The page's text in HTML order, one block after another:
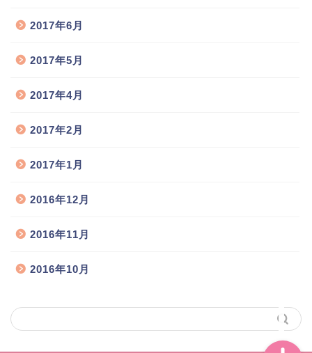
2017年6月
2017年5月
2017年4月
2017年2月
2017年1月
2016年12月
2016年11月
2016年10月